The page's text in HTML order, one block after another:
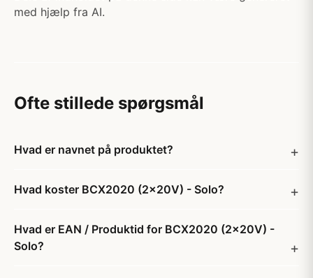
med hjælp fra AI.
Ofte stillede spørgsmål
Hvad er navnet på produktet?
Hvad koster BCX2020 (2x20V) - Solo?
Hvad er EAN / Produktid for BCX2020 (2x20V) -
Solo?